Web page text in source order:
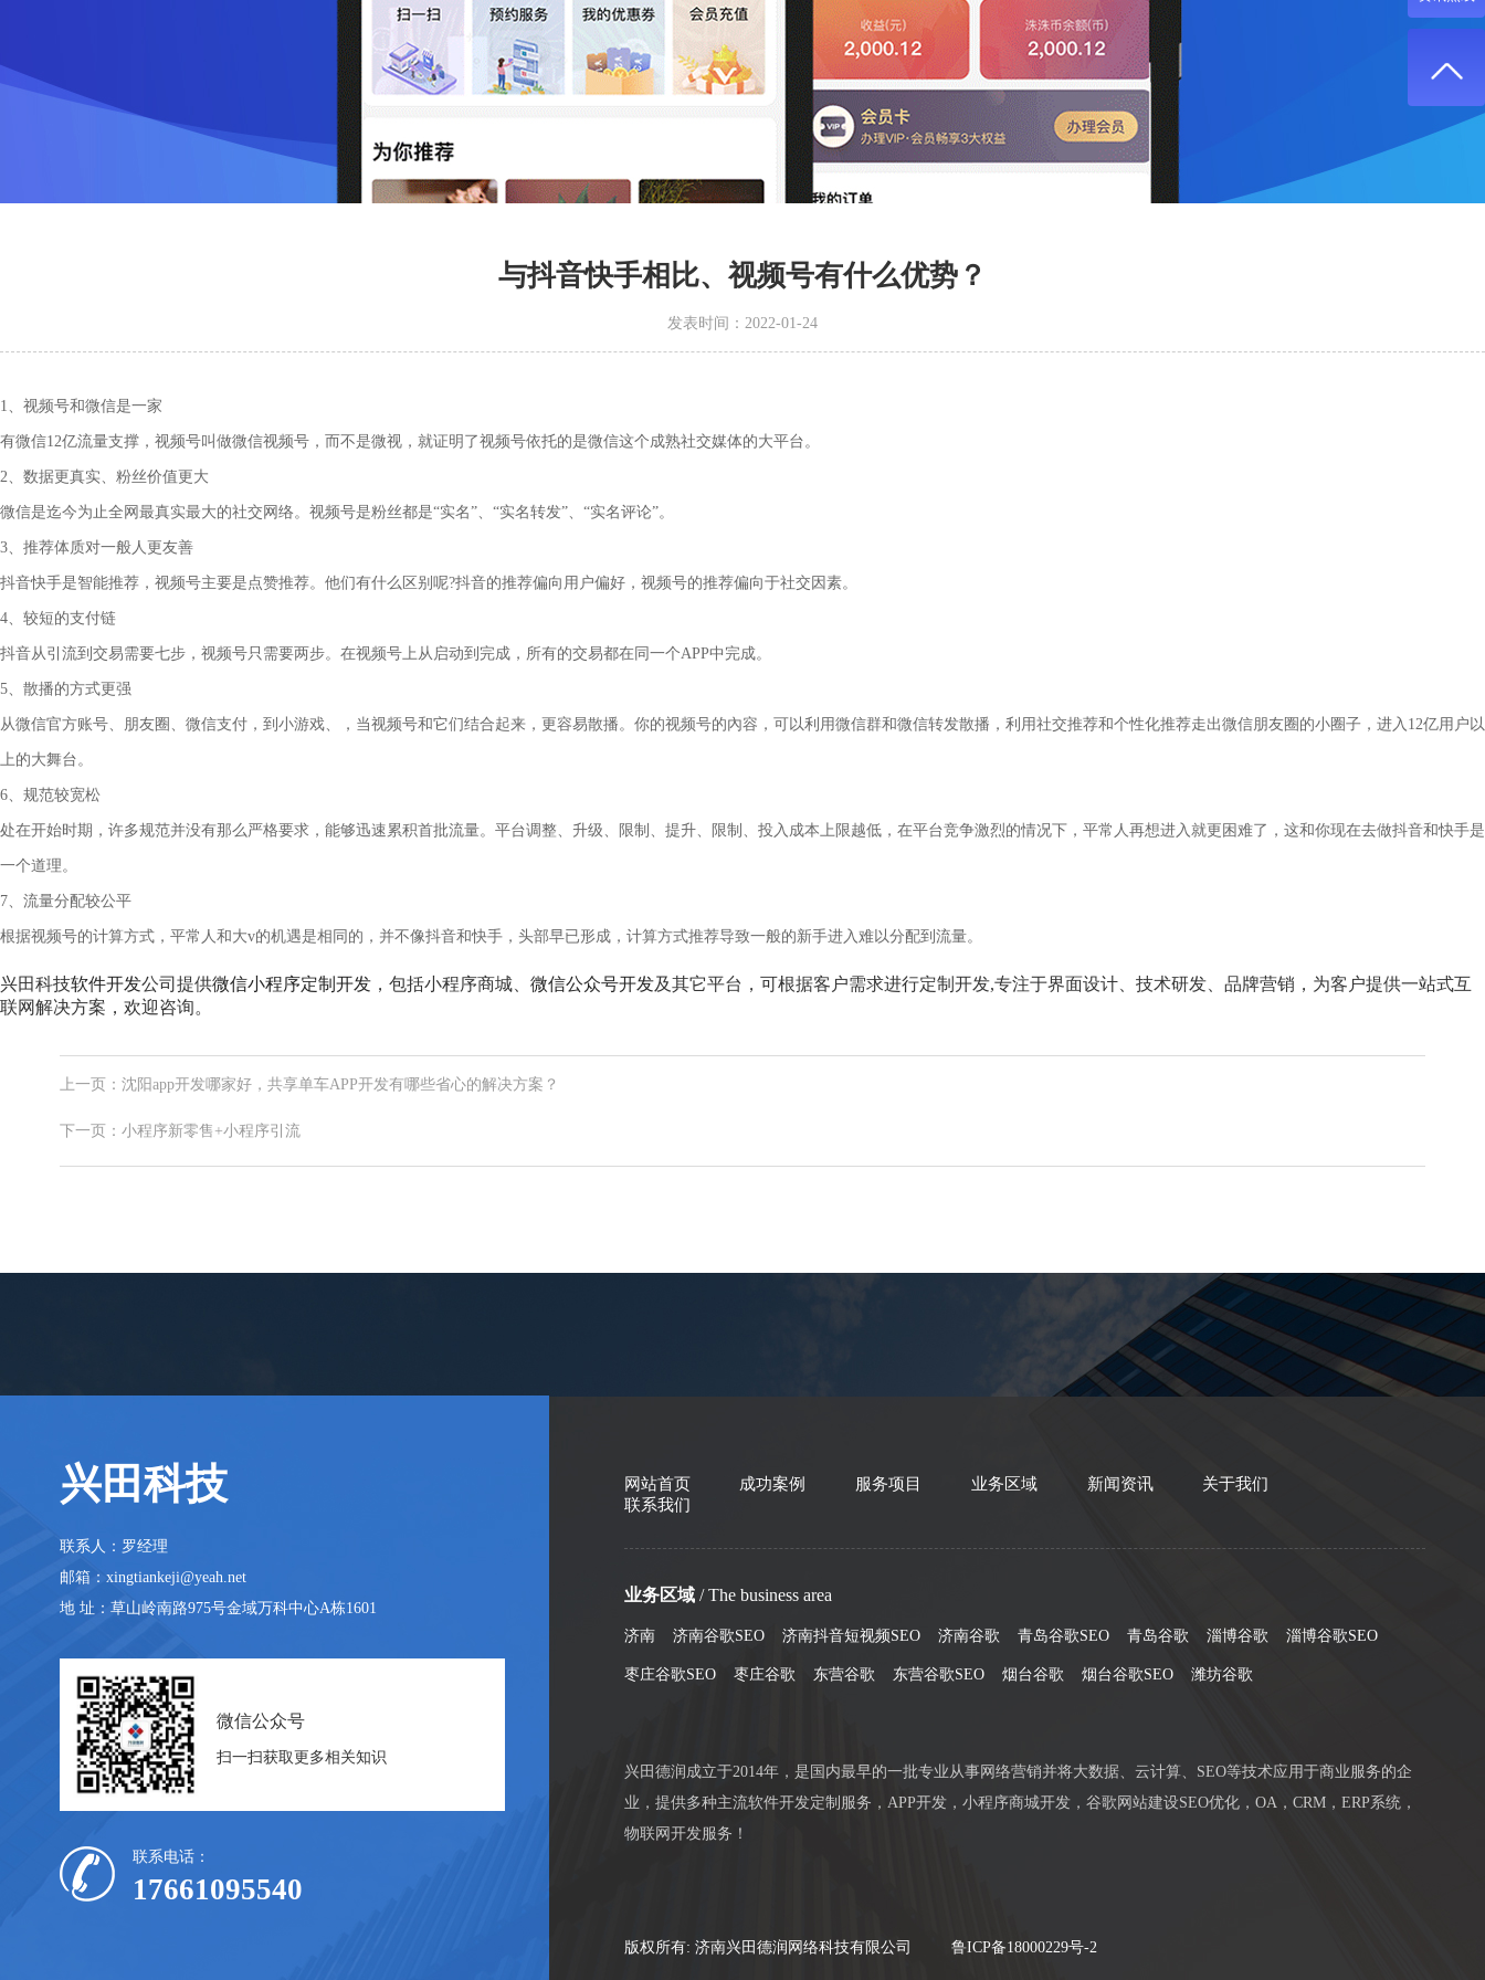
与抖音快手相比、视频号有什么优势？
发表时间：2022-01-24
1、视频号和微信是一家
有微信12亿流量支撑，视频号叫做微信视频号，而不是微视，就证明了视频号依托的是微信这个成熟社交媒体的大平台。
2、数据更真实、粉丝价值更大
微信是迄今为止全网最真实最大的社交网络。视频号是粉丝都是“实名”、“实名转发”、“实名评论”。
3、推荐体质对一般人更友善
抖音快手是智能推荐，视频号主要是点赞推荐。他们有什么区别呢?抖音的推荐偏向用户偏好，视频号的推荐偏向于社交因素。
4、较短的支付链
抖音从引流到交易需要七步，视频号只需要两步。在视频号上从启动到完成，所有的交易都在同一个APP中完成。
5、散播的方式更强
从微信官方账号、朋友圈、微信支付，到小游戏、，当视频号和它们结合起来，更容易散播。你的视频号的內容，可以利用微信群和微信转发散播，利用社交推荐和个性化推荐走出微信朋友圈的小圈子，进入12亿用户以
上的大舞台。
6、规范较宽松
处在开始时期，许多规范并没有那么严格要求，能够迅速累积首批流量。平台调整、升级、限制、提升、限制、投入成本上限越低，在平台竞争激烈的情况下，平常人再想进入就更困难了，这和你现在去做抖音和快手是
一个道理。
7、流量分配较公平
根据视频号的计算方式，平常人和大v的机遇是相同的，并不像抖音和快手，头部早已形成，计算方式推荐导致一般的新手进入难以分配到流量。
兴田科技软件开发公司提供微信小程序定制开发 ，包括小程序商城、 微信公众号开发及其它平台，可根据客户需求进行定制开发,专注于界面设计、技术研发、品牌营销，为客户提供一站式互
联网解决方案，欢迎咨询。
上一页：沈阳app开发哪家好，共享单车APP开发有哪些省心的解决方案？
下一页：小程序新零售+小程序引流
兴田科技
联系人：罗经理
邮箱：xingtiankeji@yeah.net
地 址：草山岭南路975号金域万科中心A栋1601
微信公众号
扫一扫获取更多相关知识
联系电话：
17661095540
网站首页 成功案例 服务项目 业务区域 新闻资讯
关于我们
联系我们
业务区域/ The business area
济南 济南谷歌SEO 济南抖音短视频SEO 济南谷歌 青岛谷歌SEO 青岛谷歌 淄博谷歌 淄博谷歌SEO
枣庄谷歌SEO 枣庄谷歌 东营谷歌 东营谷歌SEO 烟台谷歌 烟台谷歌SEO 潍坊谷歌
兴田德润成立于2014年，是国内最早的一批专业从事网络营销并将大数据、云计算、SEO等技术应用于商业服务的企
业，提供多种主流软件开发定制服务，APP开发，小程序商城开发，谷歌网站建设SEO优化，OA，CRM，ERP系统，
物联网开发服务！
版权所有: 济南兴田德润网络科技有限公司 鲁ICP备18000229号-2